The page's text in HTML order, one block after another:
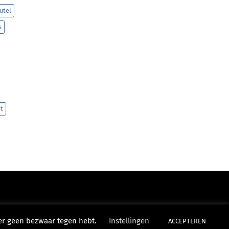
geen bezwaar tegen hebt. Instellingen ACCEPTEREN